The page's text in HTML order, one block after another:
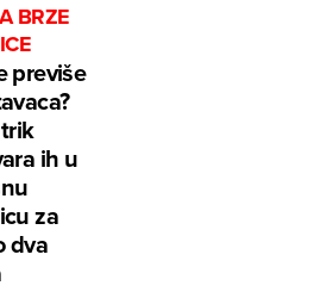
BRZE
previše
ih u
za
dva